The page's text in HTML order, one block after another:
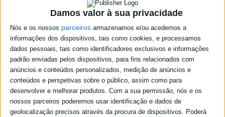
Damos valor à sua privacidade
Nós e os nossos parceiros armazenamos e/ou acedemos a
informações dos dispositivos, tais como cookies, e processamos
dados pessoais, tais como identificadores exclusivos e informações
padrão enviadas pelos dispositivos, para fins relacionados com
anúncios e conteúdos personalizados, medição de anúncios e
conteúdos e perspetivas sobre o público, assim como para
desenvolver e melhorar produtos. Com a sua permissão, nós e os
nossos parceiros poderemos usar identificação e dados de
geolocalização precisos através da procura de dispositivos. Poderá
Em relação a segunda-feira, as autoridades de saúde têm mais 950
contactos em vigilância, totalizando 91.709.
Dos novos casos, 652 foram diagnosticados em pessoas entre os 40
e 49 anos, 568 entre os 30 e 39 anos, 551 entre os 20 e 29 anos, 458
entre os 50 e 59 anos, 428 entre os 0 e os 09 anos, 372 entre os 60 e
os 69 anos, 340 entre os 10 e os 19 anos, 157 entre os 70 e 79 anos
e 65 em maiores de 80 anos.
Desde o início da pandemia, em março de 2020, a região de Lisboa
e Vale do Tejo registou 457.167 casos e 7.894 mortes.
Na região Norte registaram-se 448.092 infeções e 5.707 óbitos e a